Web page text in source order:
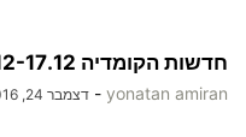
חדשות הקומדיה 23.12-17.12
yonatan amiran
- דצמבר 24, 2016